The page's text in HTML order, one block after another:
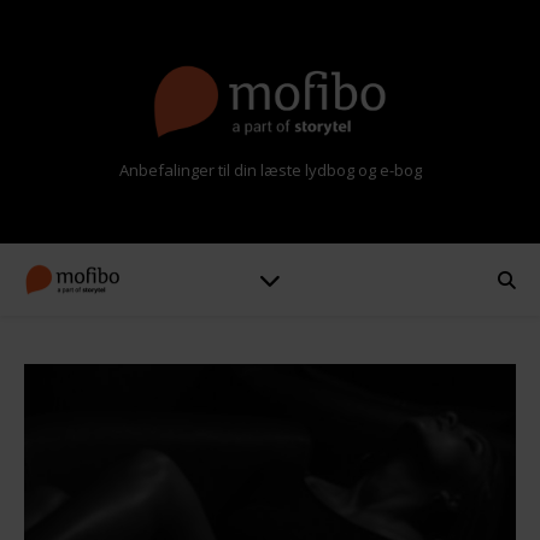
Anbefalinger til din læste lydbog og e-bog